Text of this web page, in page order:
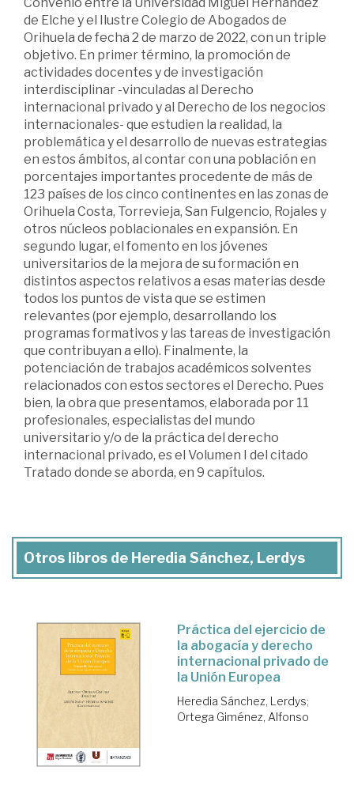
de Elche y el Ilustre Colegio de Abogados de
Orihuela de fecha 2 de marzo de 2022, con un triple
objetivo. En primer término, la promoción de
actividades docentes y de investigación
interdisciplinar -vinculadas al Derecho
internacional privado y al Derecho de los negocios
internacionales- que estudien la realidad, la
problemática y el desarrollo de nuevas estrategias
en estos ámbitos, al contar con una población en
porcentajes importantes procedente de más de
123 países de los cinco continentes en las zonas de
Orihuela Costa, Torrevieja, San Fulgencio, Rojales y
otros núcleos poblacionales en expansión. En
segundo lugar, el fomento en los jóvenes
universitarios de la mejora de su formación en
distintos aspectos relativos a esas materias desde
todos los puntos de vista que se estimen
relevantes (por ejemplo, desarrollando los
programas formativos y las tareas de investigación
que contribuyan a ello). Finalmente, la
potenciación de trabajos académicos solventes
relacionados con estos sectores el Derecho. Pues
bien, la obra que presentamos, elaborada por 11
profesionales, especialistas del mundo
universitario y/o de la práctica del derecho
internacional privado, es el Volumen I del citado
Tratado donde se aborda, en 9 capítulos.
Otros libros de Heredia Sánchez, Lerdys
Práctica del ejercicio de
la abogacía y derecho
internacional privado de
la Unión Europea
Heredia Sánchez, Lerdys;
Ortega Giménez, Alfonso